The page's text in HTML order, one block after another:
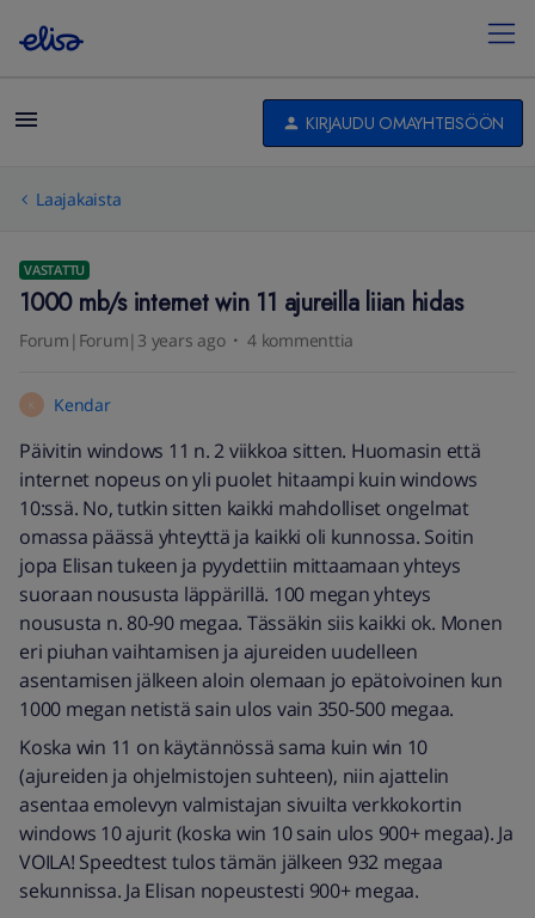
KIRJAUDU OMAYHTEISÖÖN
Laajakaista
VASTATTU
1000 mb/s internet win 11 ajureilla liian hidas
Forum|Forum|3 years ago 4 kommenttia
K Kendar
Päivitin windows 11 n. 2 viikkoa sitten. Huomasin että
internet nopeus on yli puolet hitaampi kuin windows
10:ssä. No, tutkin sitten kaikki mahdolliset ongelmat
omassa päässä yhteyttä ja kaikki oli kunnossa. Soitin
jopa Elisan tukeen ja pyydettiin mittaamaan yhteys
suoraan noususta läppärillä. 100 megan yhteys
noususta n. 80-90 megaa. Tässäkin siis kaikki ok. Monen
eri piuhan vaihtamisen ja ajureiden uudelleen
asentamisen jälkeen aloin olemaan jo epätoivoinen kun
1000 megan netistä sain ulos vain 350-500 megaa.
Koska win 11 on käytännössä sama kuin win 10
(ajureiden ja ohjelmistojen suhteen), niin ajattelin
asentaa emolevyn valmistajan sivuilta verkkokortin
windows 10 ajurit (koska win 10 sain ulos 900+ megaa). Ja
VOILA! Speedtest tulos tämän jälkeen 932 megaa
sekunnissa. Ja Elisan nopeustesti 900+ megaa.